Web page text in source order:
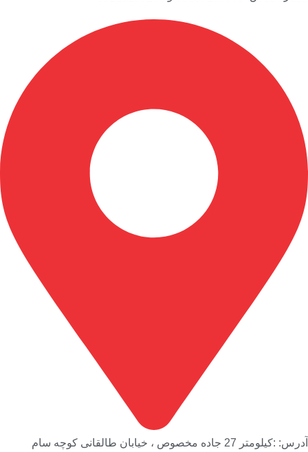
آدرس: :کیلومتر 27 جاده مخصوص ، خیابان طالقانی کوچه سام